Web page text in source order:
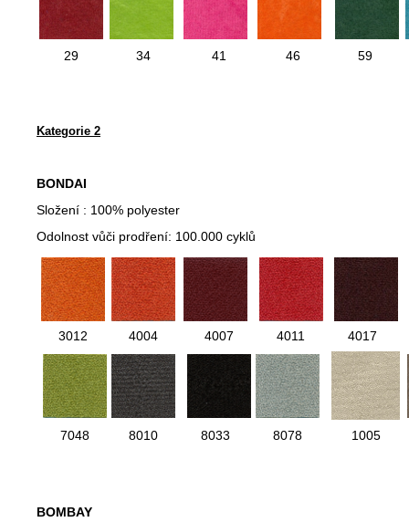
29 34 41 46 59
Kategorie 2
BONDAI
Složení : 100% polyester
Odolnost vůči prodření: 100.000 cyklů
3012 4004 4007 4011 4017
7048 8010 8033 8078 1005
BOMBAY